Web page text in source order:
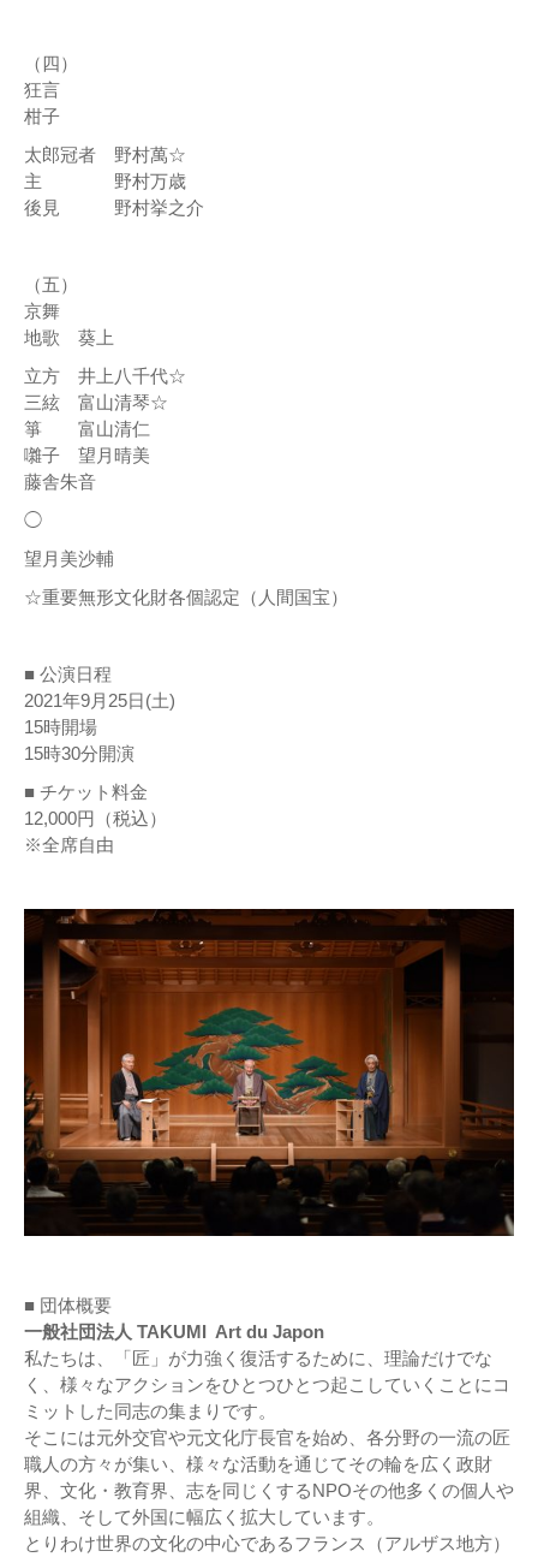
（四）
狂言
柑子
太郎冠者 野村萬☆
主 野村万歳
後見 野村挙之介
（五）
京舞
地歌 葵上
立方 井上八千代☆
三絃 富山清琴☆
箏 富山清仁
囃子 望月晴美
藤舎朱音
◯
望月美沙輔
☆重要無形⽂化財各個認定（⼈間国宝）
■ 公演日程
2021年9月25日(土)
15時開場
15時30分開演
■ チケット料金
12,000円（税込）
※全席自由
■ 団体概要
一般社団法人 TAKUMI Art du Japon
私たちは、「匠」が力強く復活するために、理論だけでな
く、様々なアクションをひとつひとつ起こしていくことにコ
ミットした同志の集まりです。
そこには元外交官や元文化庁長官を始め、各分野の一流の匠
職人の方々が集い、様々な活動を通じてその輪を広く政財
界、文化・教育界、志を同じくするNPOその他多くの個人や
組織、そして外国に幅広く拡大しています。
とりわけ世界の文化の中心であるフランス（アルザス地方）